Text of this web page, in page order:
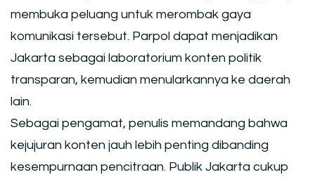
membuka peluang untuk merombak gaya
komunikasi tersebut. Parpol dapat menjadikan
Jakarta sebagai laboratorium konten politik
transparan, kemudian menularkannya ke daerah
lain.
Sebagai pengamat, penulis memandang bahwa
kejujuran konten jauh lebih penting dibanding
kesempurnaan pencitraan. Publik Jakarta cukup